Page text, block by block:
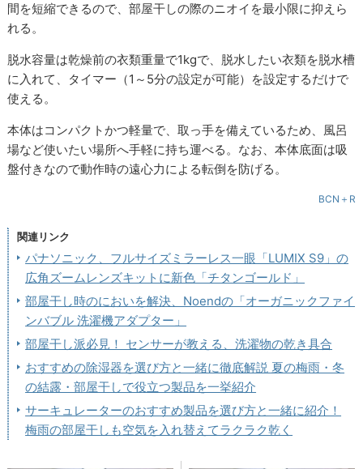
間を短縮できるので、部屋干しの際のニオイを最小限に抑えら
れる。
脱水容量は乾燥前の衣類重量で1kgで、脱水したい衣類を脱水槽
に入れて、タイマー（1～5分の設定が可能）を設定するだけで
使える。
本体はコンパクトかつ軽量で、取っ手を備えているため、風呂
場など使いたい場所へ手軽に持ち運べる。なお、本体底面は吸
盤付きなので動作時の遠心力による転倒を防げる。
BCN＋R
関連リンク
パナソニック、フルサイズミラーレス一眼「LUMIX S9」の
広角ズームレンズキットに新色「チタンゴールド」
部屋干し時のにおいを解決、Noendの「オーガニックファイ
ンバブル 洗濯機アダプター」
部屋干し派必見！ センサーが教える、洗濯物の乾き具合
おすすめの除湿器を選び方と一緒に徹底解説 夏の梅雨・冬
の結露・部屋干しで役立つ製品を一挙紹介
サーキュレーターのおすすめ製品を選び方と一緒に紹介！
梅雨の部屋干しも空気を入れ替えてラクラク乾く